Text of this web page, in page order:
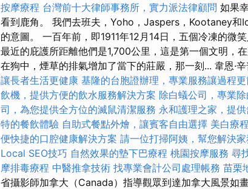
按摩療程 台灣前十大律師事務所，實力派法律顧問 如果
看到鹿角。 我們去班夫，Yoho，Jaspers，Kootaney
的意圖。 一百年前，即1911年12月14日，五個冷凍的微
最近的庇護所距離他們是1,700公里，這是第一個文明，
在狗中，煙草的排氣增加了當下的莊嚴，那一刻... 韋恩·
讓長者生活更健康 基隆的台胞證辦理，專業服務讓過程
飲機，提供方便的飲水服務解決方案 除白蟻公司，專業
司，為您提供全方位的滅鼠清潔服務 永和護理之家，提
特的餐飲體驗 自助式餐點外燴，讓賓客自由選擇 美白療
便快捷的口腔健康解決方案 請一位打掃阿姨，幫您解決
Local SEO技巧 自然效果的墊下巴療程 桃園按摩服務 尋
摩排毒療程 中醫推拿技術 找專業會計公司處理帳務 苗栗
省攝影師加拿大（Canada）指導觀眾到達加拿大風景如